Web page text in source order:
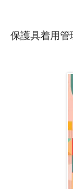
保護具着用管